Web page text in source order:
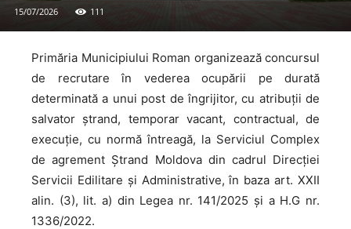
15/07/2026 111
Primăria Municipiului Roman organizează concursul
de recrutare în vederea ocupării pe durată
determinată a unui post de îngrijitor, cu atribuții de
salvator ștrand, temporar vacant, contractual, de
execuție, cu normă întreagă, la Serviciul Complex
de agrement Ștrand Moldova din cadrul Direcției
Servicii Edilitare și Administrative, în baza art. XXII
alin. (3), lit. a) din Legea nr. 141/2025 și a H.G nr.
1336/2022.